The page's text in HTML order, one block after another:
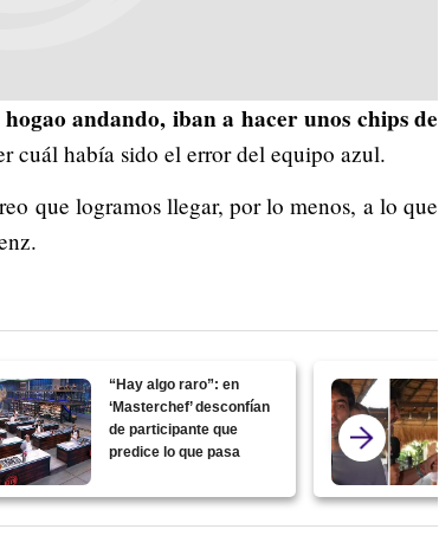
andando, iban a hacer unos chips de
había sido el error del equipo azul.
que logramos llegar, por lo menos, a lo que
“Hay algo raro”: en
‘Masterchef’ desconfían
de participante que
predice lo que pasa